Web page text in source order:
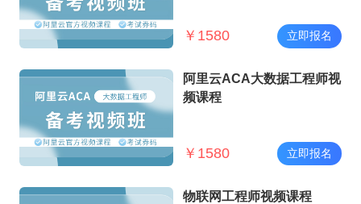
￥ 1580 立即报名
阿里云ACA大数据工程师视
频课程
￥ 1580 立即报名
物联网工程师视频课程